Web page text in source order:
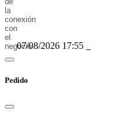
07/08/2026 17:55
Pedido